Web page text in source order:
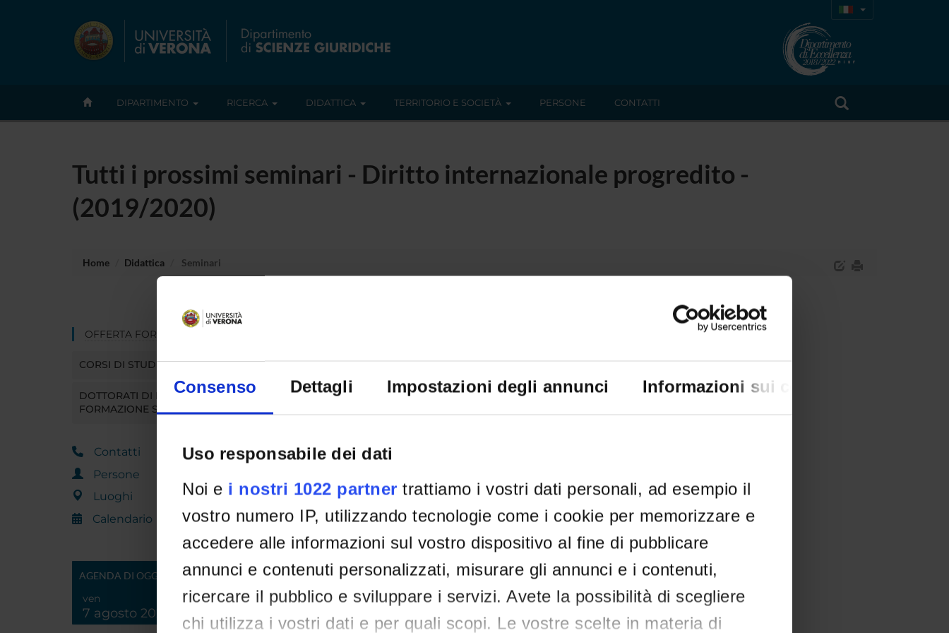
Consenso Dettagli Impostazioni degli annunci Informazioni sui cookie
Uso responsabile dei dati
Noi e i nostri 1022 partner trattiamo i vostri dati personali, ad esempio il
vostro numero IP, utilizzando tecnologie come i cookie per memorizzare e
accedere alle informazioni sul vostro dispositivo al fine di pubblicare
annunci e contenuti personalizzati, misurare gli annunci e i contenuti,
ricercare il pubblico e sviluppare i servizi. Avete la possibilità di scegliere
chi utilizza i vostri dati e per quali scopi. Le vostre scelte in materia di
DIPARTIMENTO RICERCA DIDATTICA TERRITORIO E SOCIETÀ PERSONE CONTATTI
Tutti i prossimi seminari - Diritto internazionale progredito -
(2019/2020)
Home Didattica Seminari
OFFERTA FORMATIVA
CORSI DI STUDIO
DOTTORATI DI RICERCA E
FORMAZIONE SUPERIORE
Contatti
Persone
Luoghi
Calendario
AGENDA DI OGGI
ven
7 agosto 2026
Non è stato trovato alcun seminario relativo all'insegnamento Diritto internazionale progredito.